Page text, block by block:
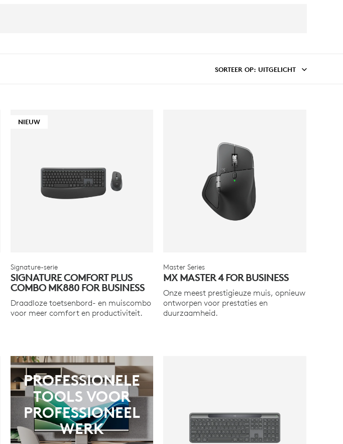
SORTEER OP : UITGELICHT
NIEUW
Signature-serie
SIGNATURE COMFORT PLUS
COMBO MK880 FOR BUSINESS
Draadloze toetsenbord- en muiscombo
voor meer comfort en productiviteit.
Master Series
MX MASTER 4 FOR BUSINESS
Onze meest prestigieuze muis, opnieuw
ontworpen voor prestaties en
duurzaamheid.
PROFESSIONELE
TOOLS VOOR
PROFESSIONEEL
WERK